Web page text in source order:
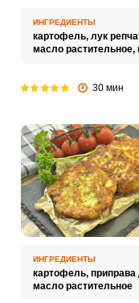
ИНГРЕДИЕНТЫ
картофель, лук
масло растительное,
30 мин
ИНГРЕДИЕНТЫ
картофель,
масло растительное